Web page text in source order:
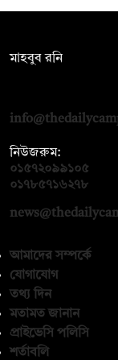
মাহবুব রনি
নিউজরুম:
০১৫৭২০৯৯১০৫
০১৭৮৫৭১৬২৭৮
আমাদের সম্পর্কে
যোগাযোগ
তথ্য দিন
মতামত জানান
প্রাইভেসি পলিসি
শর্তাবলি